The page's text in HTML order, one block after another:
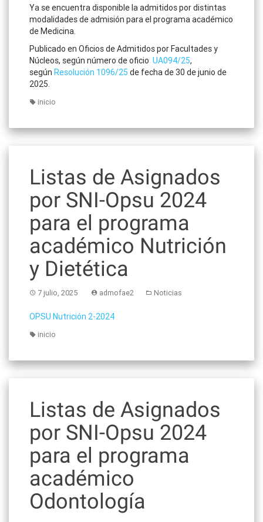
Ya se encuentra disponible la admitidos por distintas
modalidades de admisión para el programa académico
de Medicina.
Publicado en Oficios de Admitidos por Facultades y
Núcleos, según número de oficio UA094/25,
según Resolución 1096/25 de fecha de 30 de junio de
2025.
inicio
Listas de Asignados
por SNI-Opsu 2024
para el programa
académico Nutrición
y Dietética
7 julio, 2025 admofae2 Noticias
OPSU Nutrición 2-2024
inicio
Listas de Asignados
por SNI-Opsu 2024
para el programa
académico
Odontología